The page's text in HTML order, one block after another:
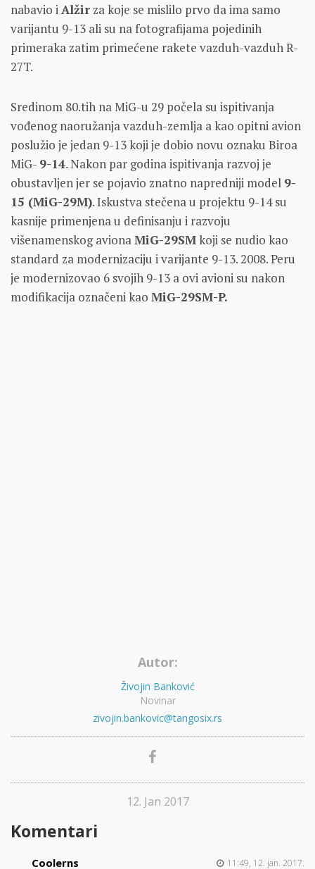
nabavio iAlžir za koje se mislilo prvo da ima samo
varijantu 9-13 ali su na fotografijama pojedinih
primeraka zatim primećene rakete vazduh-vazduh R-
27T.
Sredinom 80.tih na MiG-u 29 počela su ispitivanja
vođenog naoružanja vazduh-zemlja a kao opitni avion
poslužio je jedan 9-13 koji je dobio novu oznaku Biroa
MiG- 9-14. Nakon par godina ispitivanja razvoj je
obustavljen jer se pojavio znatno napredniji model 9-
15 (MiG-29M). Iskustva stečena u projektu 9-14 su
kasnije primenjena u definisanju i razvoju
višenamenskog avionaMiG-29SMkoji se nudio kao
standard za modernizaciju i varijante 9-13. 2008. Peru
je modernizovao 6 svojih 9-13 a ovi avioni su nakon
modifikacija označeni kao MiG-29SM-P.
Autor:
Živojin Banković
Novinar
zivojin.bankovic@tangosix.rs
12. Jan 2017
Komentari
Coolerns 11:49, 12. jan. 2017.